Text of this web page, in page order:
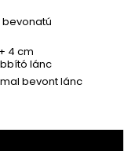
4 cm
lánc
bevont lánc